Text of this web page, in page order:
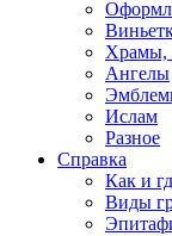
Храмы,
Ангелы
Ислам
Разное
Справка
Как и
Виды